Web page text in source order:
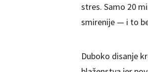
stres. Samo 20
smirenije — i to
Duboko disanje